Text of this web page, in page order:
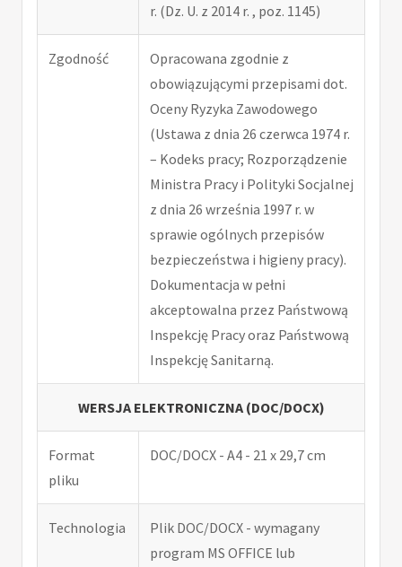
r. (Dz. U. z 2014 r. , poz. 1145)
Zgodność
Opracowana zgodnie z
obowiązującymi przepisami dot.
Oceny Ryzyka Zawodowego
(Ustawa z dnia 26 czerwca 1974 r.
– Kodeks pracy; Rozporządzenie
Ministra Pracy i Polityki Socjalnej
z dnia 26 września 1997 r. w
sprawie ogólnych przepisów
bezpieczeństwa i higieny pracy).
Dokumentacja w pełni
akceptowalna przez Państwową
Inspekcję Pracy oraz Państwową
Inspekcję Sanitarną.
WERSJA ELEKTRONICZNA (DOC/DOCX)
Format
pliku
DOC/DOCX - A4 - 21 x 29,7 cm
Technologia
Plik DOC/DOCX - wymagany
program MS OFFICE lub